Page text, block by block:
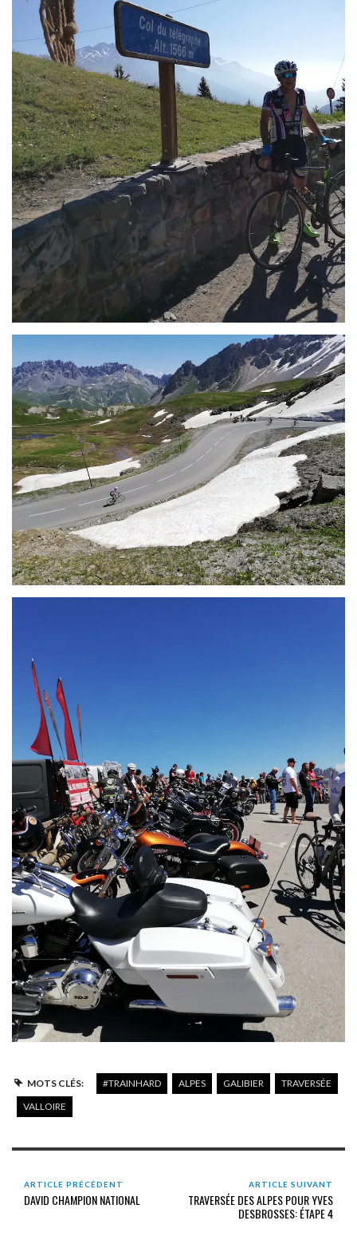
MOTS CLÉS: #TRAINHARD ALPES GALIBIER
TRAVERSÉE
VALLOIRE
ARTICLE PRÉCÉDENT
DAVID CHAMPION NATIONAL
ARTICLE SUIVANT
TRAVERSÉE DES ALPES POUR YVES
DESBROSSES: ÉTAPE 4